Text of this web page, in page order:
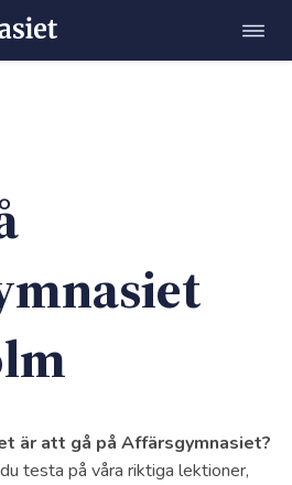
är att gå på Affärsgymnasiet?
testa på våra riktiga lektioner,